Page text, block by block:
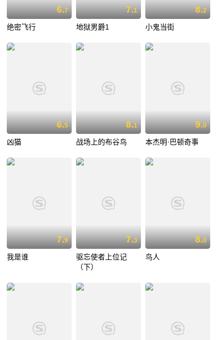
6.7
绝密飞行
7.1
地狱男爵1
8.2
小鬼当街
6.5
凶猫
8.1
战场上的布谷鸟
9.0
本杰明·巴顿奇事
7.9
我是谁
7.3
驱忘使者上位记
（下）
8.0
鸟人